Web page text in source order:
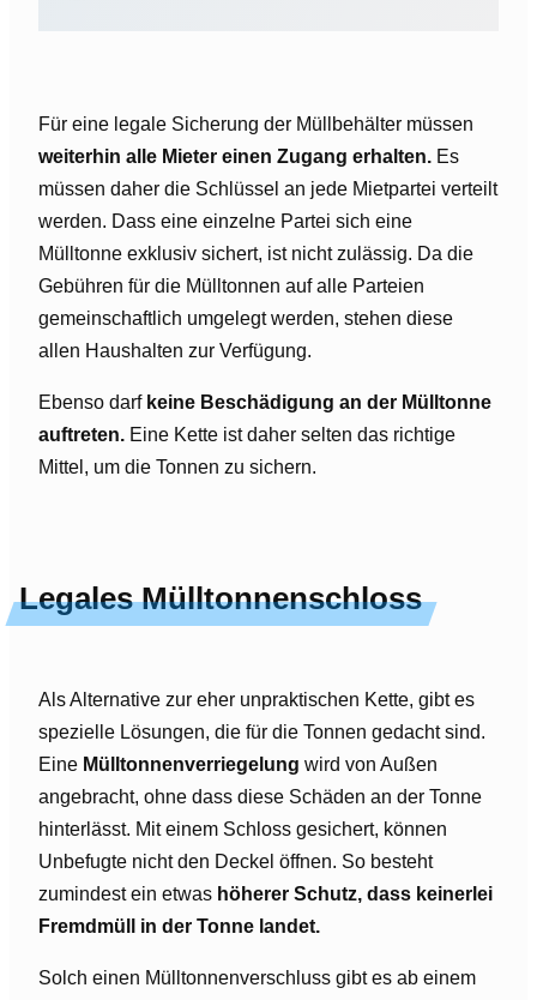
Für eine legale Sicherung der Müllbehälter müssen
weiterhin alle Mieter einen Zugang erhalten. Es
müssen daher die Schlüssel an jede Mietpartei verteilt
werden. Dass eine einzelne Partei sich eine
Mülltonne exklusiv sichert, ist nicht zulässig. Da die
Gebühren für die Mülltonnen auf alle Parteien
gemeinschaftlich umgelegt werden, stehen diese
allen Haushalten zur Verfügung.
Ebenso darf keine Beschädigung an der Mülltonne
auftreten. Eine Kette ist daher selten das richtige
Mittel, um die Tonnen zu sichern.
Legales Mülltonnenschloss
Als Alternative zur eher unpraktischen Kette, gibt es
spezielle Lösungen, die für die Tonnen gedacht sind.
Eine Mülltonnenverriegelung wird von Außen
angebracht, ohne dass diese Schäden an der Tonne
hinterlässt. Mit einem Schloss gesichert, können
Unbefugte nicht den Deckel öffnen. So besteht
zumindest ein etwas höherer Schutz, dass keinerlei
Fremdmüll in der Tonne landet.
Solch einen Mülltonnenverschluss gibt es ab einem